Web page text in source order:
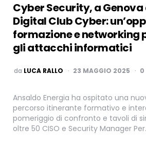
Cyber Security, a
Digital Club Cyber:
formazione e networking
gli attacchi informatici
PUBBLICATO
da LUCA RALLO 23 MAGGIO 2025 0
Ansaldo Energia ha ospitato una
percorso itinerante formativo e
pomeriggio di confronto e tavoli di
oltre 50 CISO e Security Manager